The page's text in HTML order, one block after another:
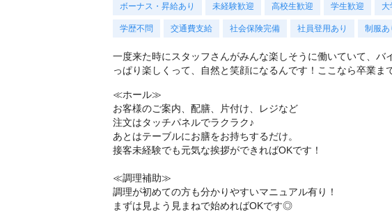
ボーナス・昇給あり 未経験歓迎 高校生歓迎 学生歓迎 大
学歴不問 交通費支給 社会保険完備 社員登用あり 制服あ
一度来た時にスタッフさんがみんな楽しそうに働いていて、
っぱり楽しくって、自然と笑顔になるんです！ここなら卒業ま
≪ホール≫
お客様のご案内、配膳、片付け、レジなど
注文はタッチパネルでラクラク♪
あとはテーブルにお膳をお持ちするだけ。
接客未経験でも元気な挨拶ができればOKです！
≪調理補助≫
調理が初めての方も分かりやすいマニュアル有り！
まずは見よう見まねで始めればOKです◎